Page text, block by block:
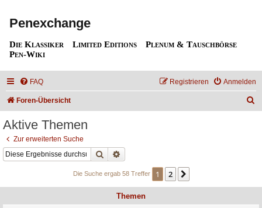
Penexchange
Die Klassiker Limited Editions
Plenum & Tauschbörse
Pen-Wiki
FAQ Anmelden
Registrieren
Foren-Übersicht
Aktive Themen
Zur erweiterten Suche
Suche
Die Suche ergab 58 Treffer 1 2
Themen